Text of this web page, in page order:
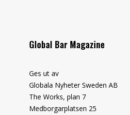
Global Bar Magazine
Ges ut av
Globala Nyheter Sweden AB
The Works, plan 7
Medborgarplatsen 25